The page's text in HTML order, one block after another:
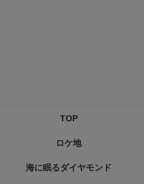
TOP
ロケ地
海に眠るダイヤモンド